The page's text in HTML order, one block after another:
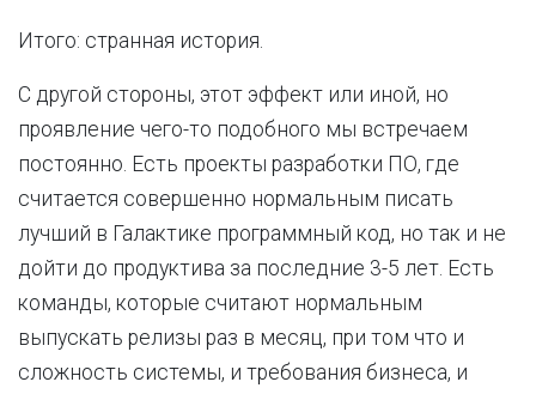
Итого: странная история.
С другой стороны, этот эффект или иной, но
проявление чего-то подобного мы встречаем
постоянно. Есть проекты разработки ПО, где
считается совершенно нормальным писать
лучший в Галактике программный код, но так и не
дойти до продуктива за последние 3-5 лет. Есть
команды, которые считают нормальным
выпускать релизы раз в месяц, при том что и
сложность системы, и требования бизнеса, и